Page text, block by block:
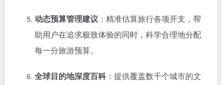
动态预算管理建议 ：精准估算旅行各项开支，帮
助用户在追求极致体验的同时，科学合理地分配
每一分旅游预算。
全球目的地深度百科：提供覆盖数千个城市的文